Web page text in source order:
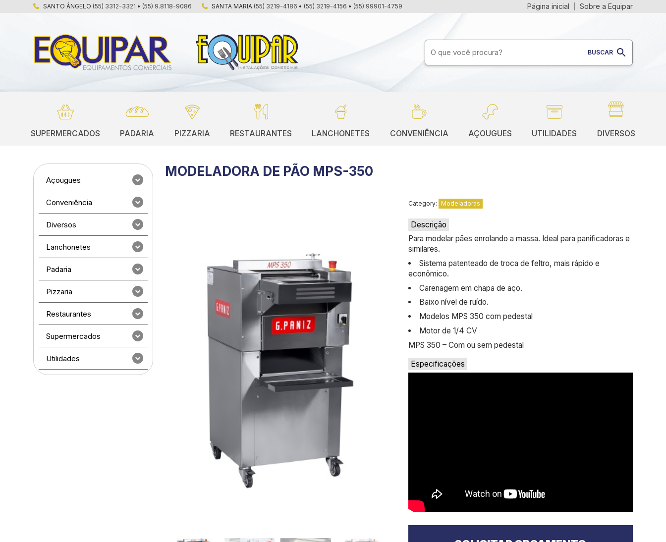
SANTO ÂNGELO (55) 3312-3321 • (55) 9.8118-9086 SANTA MARIA (55) 3219-4186 • (55) 3219-4156 • (55) 99901-4759 Página inicial Sobre a Equipar
SUPERMERCADOS PADARIA PIZZARIA RESTAURANTES LANCHONETES CONVENIÊNCIA AÇOUGUES UTILIDADES DIVERSOS
MODELADORA DE PÃO MPS-350
Category: Modeladoras
Descrição
Para modelar pães enrolando a massa. Ideal para panificadoras e
similares.
Sistema patenteado de troca de feltro, mais rápido e
econômico.
Carenagem em chapa de aço.
Baixo nível de ruído.
Modelos MPS 350 com pedestal
Motor de 1/4 CV
MPS 350 – Com ou sem pedestal
Especificações
Açougues
Conveniência
Diversos
Lanchonetes
Padaria
Pizzaria
Restaurantes
Supermercados
Utilidades